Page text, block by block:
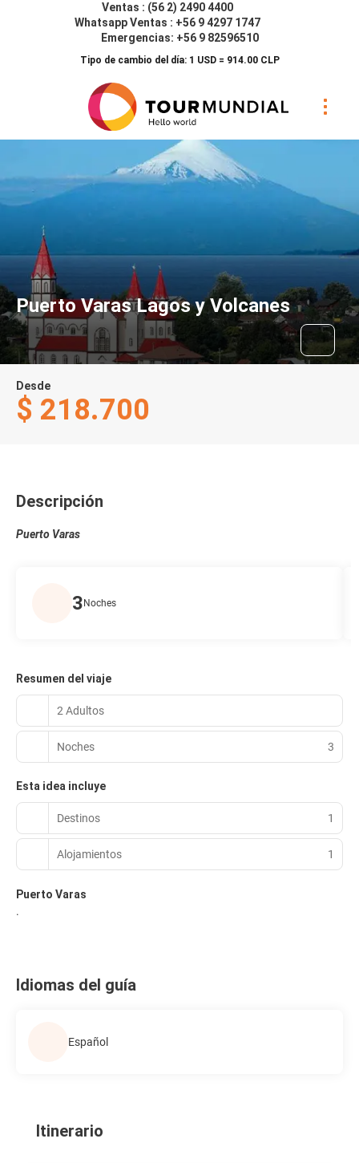
Ventas : (56 2) 2490 4400
Whatsapp Ventas : +56 9 4297 1747
Emergencias: +56 9 82596510
Tipo de cambio del día: 1 USD = 914.00 CLP
Puerto Varas Lagos y Volcanes
Desde
$ 218.700
Descripción
Puerto Varas
3 Noches
Resumen del viaje
2 Adultos
Noches 3
Esta idea incluye
Destinos 1
Alojamientos 1
Puerto Varas
.
Idiomas del guía
Español
Itinerario